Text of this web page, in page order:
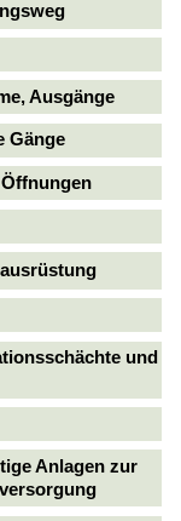
Ausgänge
Gänge
und
Anlagen zur